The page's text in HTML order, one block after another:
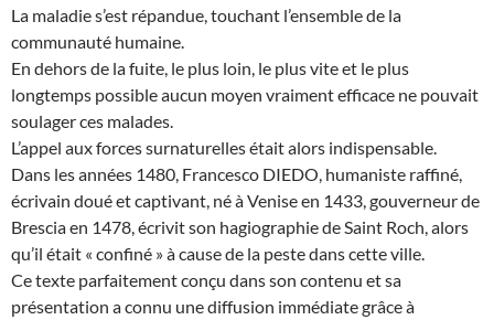
La maladie s’est répandue, touchant l’ensemble de la
communauté humaine.
En dehors de la fuite, le plus loin, le plus vite et le plus
longtemps possible aucun moyen vraiment efficace ne pouvait
soulager ces malades.
L’appel aux forces surnaturelles était alors indispensable.
Dans les années 1480, Francesco DIEDO, humaniste raffiné,
écrivain doué et captivant, né à Venise en 1433, gouverneur de
Brescia en 1478, écrivit son hagiographie de Saint Roch, alors
qu’il était « confiné » à cause de la peste dans cette ville.
Ce texte parfaitement conçu dans son contenu et sa
présentation a connu une diffusion immédiate grâce à